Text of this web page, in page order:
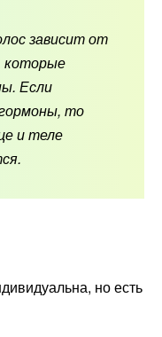
зависит от
которые
Если
то
и теле
но есть